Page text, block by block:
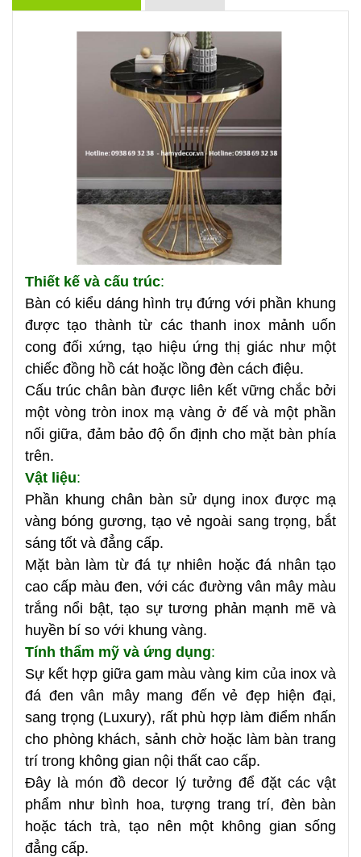
Thiết kế và cấu trúc:
Bàn có kiểu dáng hình trụ đứng với phần khung
được tạo thành từ các thanh inox mảnh uốn
cong đối xứng, tạo hiệu ứng thị giác như một
chiếc đồng hồ cát hoặc lồng đèn cách điệu.
Cấu trúc chân bàn được liên kết vững chắc bởi
một vòng tròn inox mạ vàng ở đế và một phần
nối giữa, đảm bảo độ ổn định cho mặt bàn phía
trên.
Vật liệu:
Phần khung chân bàn sử dụng inox được mạ
vàng bóng gương, tạo vẻ ngoài sang trọng, bắt
sáng tốt và đẳng cấp.
Mặt bàn làm từ đá tự nhiên hoặc đá nhân tạo
cao cấp màu đen, với các đường vân mây màu
trắng nổi bật, tạo sự tương phản mạnh mẽ và
huyền bí so với khung vàng.
Tính thẩm mỹ và ứng dụng:
Sự kết hợp giữa gam màu vàng kim của inox và
đá đen vân mây mang đến vẻ đẹp hiện đại,
sang trọng (Luxury), rất phù hợp làm điểm nhấn
cho phòng khách, sảnh chờ hoặc làm bàn trang
trí trong không gian nội thất cao cấp.
Đây là món đồ decor lý tưởng để đặt các vật
phẩm như bình hoa, tượng trang trí, đèn bàn
hoặc tách trà, tạo nên một không gian sống
đẳng cấp.